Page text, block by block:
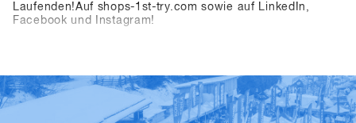
Laufenden!Auf shops-1st-try.com sowie auf LinkedIn,
Facebook und Instagram!